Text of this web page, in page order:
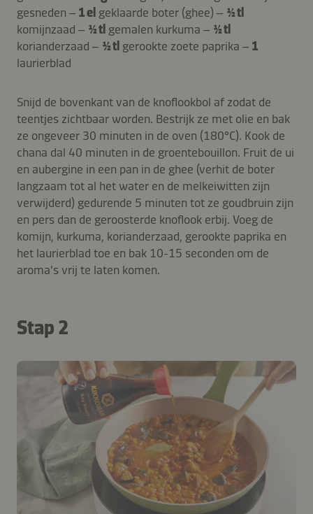
gesneden – 1 el geklaarde boter (ghee) – ½ tl
komijnzaad – ½ tl gemalen kurkuma – ½ tl
korianderzaad – ½ tl gerookte zoete paprika – 1
laurierblad
Snijd de bovenkant van de knoflookbol af zodat de
teentjes zichtbaar worden. Bestrijk ze met olie en bak
ze ongeveer 30 minuten in de oven (180°C). Kook de
chana dal 40 minuten in de groentebouillon. Fruit de ui
en aubergine in een pan in de ghee (verhit de boter
langzaam tot al het water en de melkeiwitten zijn
verwijderd) gedurende 5 minuten tot ze goudbruin zijn
en pers dan de geroosterde knoflook erbij. Voeg de
komijn, kurkuma, korianderzaad, gerookte paprika en
het laurierblad toe en bak 10-15 seconden om de
aroma's vrij te laten komen.
Stap 2